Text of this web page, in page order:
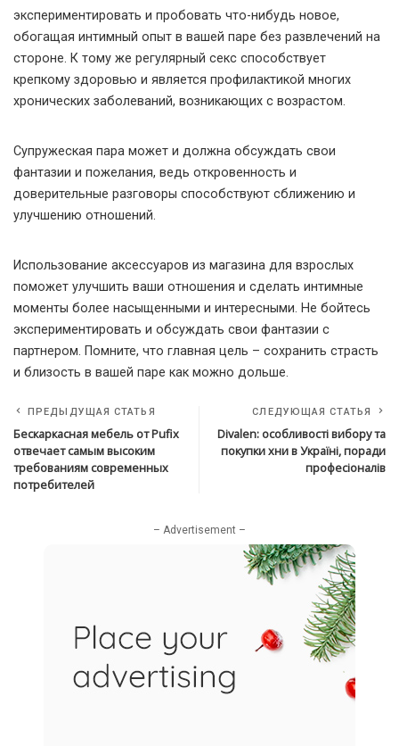
экспериментировать и пробовать что-нибудь новое,
обогащая интимный опыт в вашей паре без развлечений на
стороне. К тому же регулярный секс способствует
крепкому здоровью и является профилактикой многих
хронических заболеваний, возникающих с возрастом.
Супружеская пара может и должна обсуждать свои
фантазии и пожелания, ведь откровенность и
доверительные разговоры способствуют сближению и
улучшению отношений.
Использование аксессуаров из магазина для взрослых
поможет улучшить ваши отношения и сделать интимные
моменты более насыщенными и интересными. Не бойтесь
экспериментировать и обсуждать свои фантазии с
партнером. Помните, что главная цель – сохранить страсть
и близость в вашей паре как можно дольше.
ПРЕДЫДУЩАЯ СТАТЬЯ
Бескаркасная мебель от Pufix
отвечает самым высоким
требованиям современных
потребителей
СЛЕДУЮЩАЯ СТАТЬЯ
Divalen: особливості вибору та
покупки хни в Україні, поради
професіоналів
– Advertisement –